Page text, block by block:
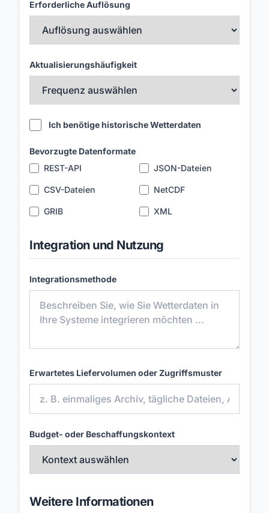
Erforderliche Auflösung
Aktualisierungshäufigkeit
Ich benötige historische Wetterdaten
Bevorzugte Datenformate
REST-API
JSON-Dateien
CSV-Dateien NetCDF
GRIB XML
Integration und Nutzung
Integrationsmethode
Erwartetes Liefervolumen oder Zugriffsmuster
Budget- oder Beschaffungskontext
Weitere Informationen